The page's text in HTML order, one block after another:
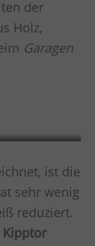
der
Holz,
Garagen
ist die
sehr wenig
reduziert.